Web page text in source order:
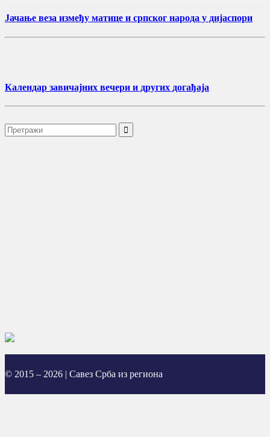
Јачање веза између матице и српског народа у дијаспори
Календар завичајних вечери и других догађаја
© 2015 – 2026 | Савез Срба из региона